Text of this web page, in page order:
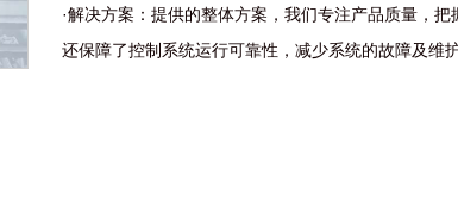
·解决方案：提供的整体方案，我们专注产品质量，
还保障了控制系统运行可靠性，减少系统的故障及维